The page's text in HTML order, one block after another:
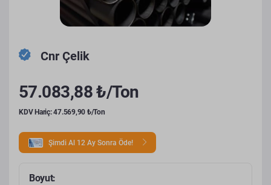
Cnr Çelik
57.083,88 ₺/Ton
KDV Hariç: 47.569,90 ₺/Ton
Şimdi Al 12 Ay Sonra Öde!
Boyut: